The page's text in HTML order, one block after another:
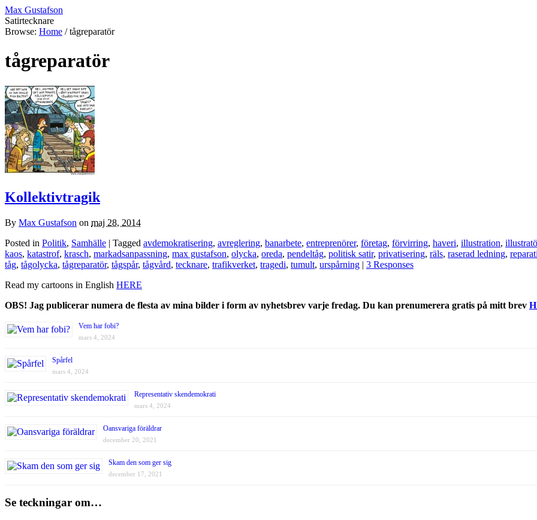
Max Gustafson
Satirtecknare
Browse: Home / tågreparatör
tågreparatör
Kollektivtragik
By Max Gustafson on maj 28, 2014
Posted in Politik, Samhälle | Tagged avdemokratisering, avreglering, banarbete, entreprenörer, företag, förvirring, haveri, illustration,
kaos, katastrof, krasch, markadsanpassning, max gustafson, olycka, oreda, pendeltåg, politisk satir, privatisering, räls, raserad ledning,
tåg, tågolycka, tågreparatör, tågspår, tågvård, tecknare, trafikverket, tragedi, tumult, urspårning | 3 Responses
Read my cartoons in English HERE
OBS! Jag publicerar numera de flesta av mina bilder i form av nyhetsbrev varje fredag. Du kan prenumerera gratis på mitt brev
Vem har fobi?
mars 4, 2024
Spårfel
mars 4, 2024
Representativ skendemokrati
mars 4, 2024
Oansvariga föräldrar
december 20, 2021
Skam den som ger sig
december 17, 2021
Se teckningar om…